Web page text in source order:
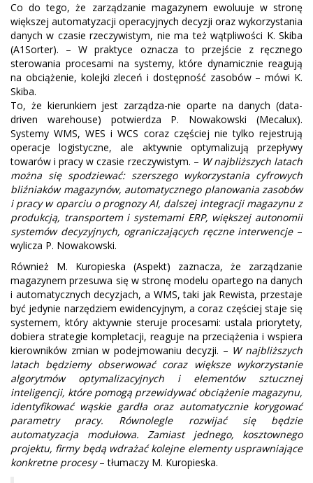
Co do tego, że zarządzanie magazynem ewoluuje w stronę
większej automatyzacji operacyjnych decyzji oraz wykorzystania
danych w czasie rzeczywistym, nie ma też wątpliwości K. Skiba
(A1Sorter). – W praktyce oznacza to przejście z ręcznego
sterowania procesami na systemy, które dynamicznie reagują
na obciążenie, kolejki zleceń i dostępność zasobów – mówi K.
Skiba.
To, że kierunkiem jest zarządza-nie oparte na danych (data-
driven warehouse) potwierdza P. Nowakowski (Mecalux).
Systemy WMS, WES i WCS coraz częściej nie tylko rejestrują
operacje logistyczne, ale aktywnie optymalizują przepływy
towarów i pracy w czasie rzeczywistym. – W najbliższych latach
można się spodziewać: szerszego wykorzystania cyfrowych
bliźniaków magazynów, automatycznego planowania zasobów
i pracy w oparciu o prognozy AI, dalszej integracji magazynu z
produkcją, transportem i systemami ERP, większej autonomii
systemów decyzyjnych, ograniczających ręczne interwencje–
wylicza P. Nowakowski.
Również M. Kuropieska (Aspekt) zaznacza, że zarządzanie
magazynem przesuwa się w stronę modelu opartego na danych
i automatycznych decyzjach, a WMS, taki jak Rewista, przestaje
być jedynie narzędziem ewidencyjnym, a coraz częściej staje się
systemem, który aktywnie steruje procesami: ustala priorytety,
dobiera strategie kompletacji, reaguje na przeciążenia i wspiera
kierowników zmian w podejmowaniu decyzji. – W najbliższych
latach będziemy obserwować coraz większe wykorzystanie
algorytmów optymalizacyjnych i elementów sztucznej
inteligencji, które pomogą przewidywać obciążenie magazynu,
identyfikować wąskie gardła oraz automatycznie korygować
parametry pracy. Równolegle rozwijać się będzie
automatyzacja modułowa. Zamiast jednego, kosztownego
projektu, firmy będą wdrażać kolejne elementy usprawniające
konkretne procesy– tłumaczy M. Kuropieska.